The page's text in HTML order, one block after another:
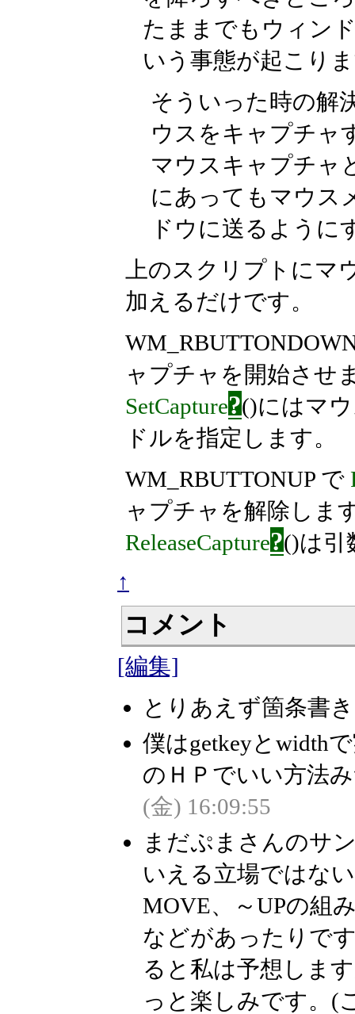
たままでもウィン
いう事態が起こり
そういった時の解
ウスをキャプチャ
マウスキャプチャ
にあってもマウス
ドウに送るように
上のスクリプトに
加えるだけです。
ャプチャを開始させ
SetCapture?()にはマ
ドルを指定します。
WM_RBUTTONUP で
ャプチャを解除しま
ReleaseCapture?()は引
↑
コメント
[編集]
とりあえず箇条書
僕はgetkeyとwidth
のＨＰでいい方法
(金) 16:09:55
まだぷまさんのサ
いえる立場ではな
MOVE、～UPの組
などがあったりで
ると私は予想しま
っと楽しみです。(